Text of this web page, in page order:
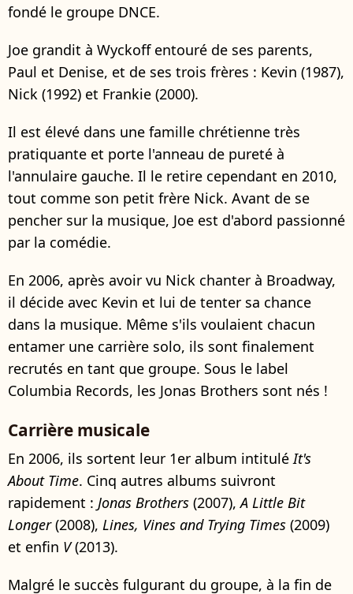
fondé le groupe DNCE.
Joe grandit à Wyckoff entouré de ses parents,
Paul et Denise, et de ses trois frères : Kevin (1987),
Nick (1992) et Frankie (2000).
Il est élevé dans une famille chrétienne très
pratiquante et porte l'anneau de pureté à
l'annulaire gauche. Il le retire cependant en 2010,
tout comme son petit frère Nick. Avant de se
pencher sur la musique, Joe est d'abord passionné
par la comédie.
En 2006, après avoir vu Nick chanter à Broadway,
il décide avec Kevin et lui de tenter sa chance
dans la musique. Même s'ils voulaient chacun
entamer une carrière solo, ils sont finalement
recrutés en tant que groupe. Sous le label
Columbia Records, les Jonas Brothers sont nés !
Carrière musicale
En 2006, ils sortent leur 1er album intitulé It's
About Time. Cinq autres albums suivront
rapidement : Jonas Brothers (2007),A Little Bit
Longer(2008), Lines, Vines and Trying Times (2009)
et enfin V(2013).
Malgré le succès fulgurant du groupe, à la fin de